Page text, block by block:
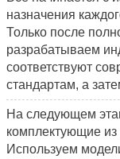
назначения
Только после
разрабатываем
соответствуют
стандартам, а
На следующем
комплектующие
Используем